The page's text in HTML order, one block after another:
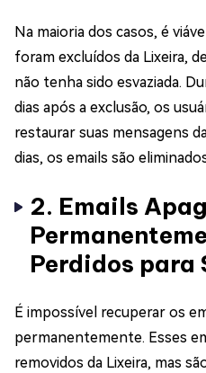
Na maioria dos casos, é
foram excluídos da Lixeira,
não tenha sido esvaziada.
dias após a exclusão, os
restaurar suas mensagens
dias, os emails são
2. Emails
Perdidos para
É impossível recuperar os
permanentemente. Esses
removidos da Lixeira, mas